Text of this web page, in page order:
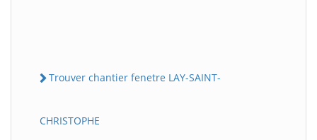
Trouver chantier fenetre LAY-SAINT-
CHRISTOPHE